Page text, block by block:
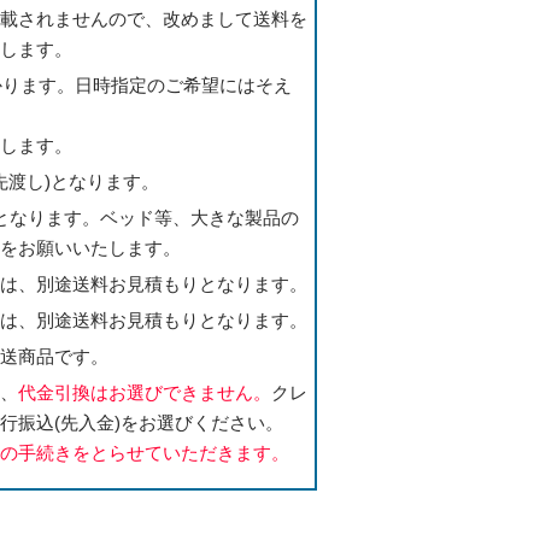
されませんので、改めまして送料を
ます。
ます。日時指定のご希望にはそえ
ます。
し)となります。
なります。ベッド等、大きな製品の
お願いいたします。
、別途送料お見積もりとなります。
、別途送料お見積もりとなります。
商品です。
代金引換はお選びできません。
クレ
振込(先入金)をお選びください。
手続きをとらせていただきます。